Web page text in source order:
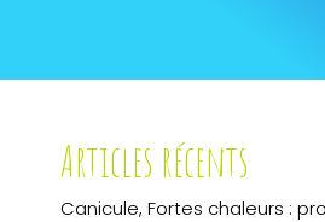
Articles récents
Canicule, Fortes chaleurs :